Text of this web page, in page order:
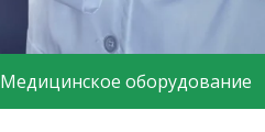
Медицинское оборудование